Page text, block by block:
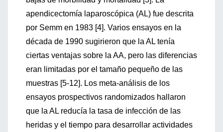
apendicectomía laparoscópica (AL) fue descrita
por Semm en 1983 [4]. Varios ensayos en la
década de 1990 sugirieron que la AL tenía
ciertas ventajas sobre la AA, pero las diferencias
eran limitadas por el tamaño pequeño de las
muestras [5-12]. Los meta-análisis de los
ensayos prospectivos randomizados hallaron
que la AL reducía la tasa de infección de las
heridas y el tiempo para desarrollar actividades